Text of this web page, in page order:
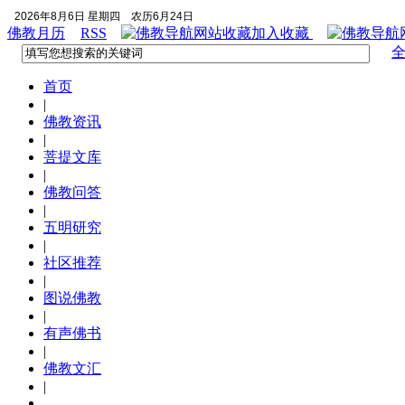
2026年8月6日 星期四 农历6月24日
佛教月历 RSS 加入收藏
首页
|
佛教资讯
|
菩提文库
|
佛教问答
|
五明研究
|
社区推荐
|
图说佛教
|
有声佛书
|
佛教文汇
|